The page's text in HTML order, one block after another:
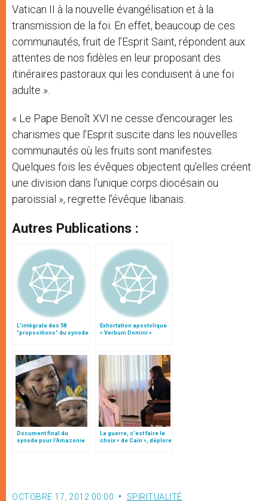
Vatican II à la nouvelle évangélisation et à la
transmission de la foi. En effet, beaucoup de ces
communautés, fruit de l’Esprit Saint, répondent aux
attentes de nos fidèles en leur proposant des
itinéraires pastoraux qui les conduisent à une foi
adulte ».
« Le Pape Benoît XVI ne cesse d’encourager les
charismes que l’Esprit suscite dans les nouvelles
communautés où les fruits sont manifestes.
Quelques fois les évêques objectent qu’elles créent
une division dans l’unique corps diocésain ou
paroissial », regrette l’évêque libanais.
Autres Publications :
L'intégrale des 58
"propositions" du synode
Exhortation apostolique
« Verbum Domini »
Document final du
synode pour l'Amazonie
La guerre, c’est faire le
choix « de Caïn », déplore
OCTOBRE 17, 2012 00:00 SPIRITUALITÉ